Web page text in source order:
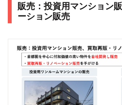
販売：投資用マンション
ーション販売